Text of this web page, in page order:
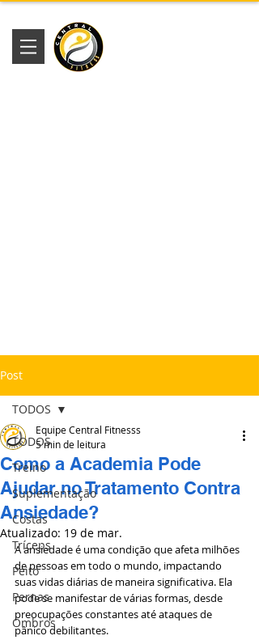
Post
TODOS
Treino
Suplementação
Costas
Tríceps
Peito
Pernas
Ombros
TODOS
Como a Academia Pode
Ajudar no Tratamento Contra
Ansiedade?
Equipe Central Fitnesss
5 min de leitura
Atualizado: 19 de mar.
A ansiedade é uma condição que afeta milhões
de pessoas em todo o mundo, impactando
suas vidas diárias de maneira significativa. Ela
pode se manifestar de várias formas, desde
preocupações constantes até ataques de
pânico debilitantes.